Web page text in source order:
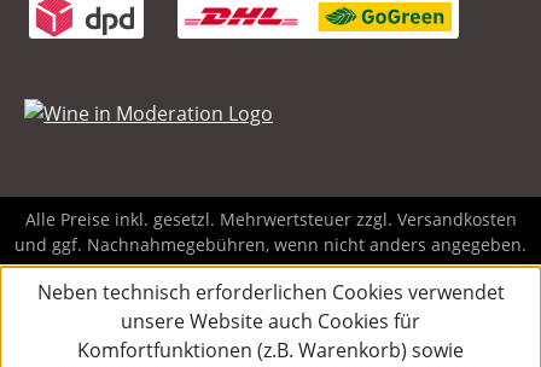
Alle Preise inkl. gesetzl. Mehrwertsteuer zzgl. Versandkosten
und ggf. Nachnahmegebühren, wenn nicht anders angegeben.
Neben technisch erforderlichen Cookies verwendet
unsere Website auch Cookies für
Komfortfunktionen (z.B. Warenkorb) sowie